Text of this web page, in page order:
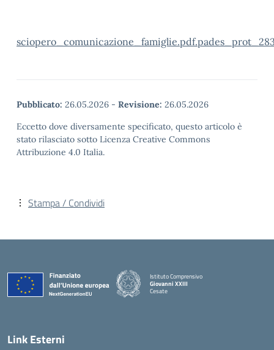
Pubblicato: 26.05.2026 - Revisione: 26.05.2026
Eccetto dove diversamente specificato, questo articolo è
stato rilasciato sotto Licenza Creative Commons
Attribuzione 4.0 Italia.
Stampa / Condividi
Istituto Comprensivo
Giovanni XXIII
Cesate
Link Esterni